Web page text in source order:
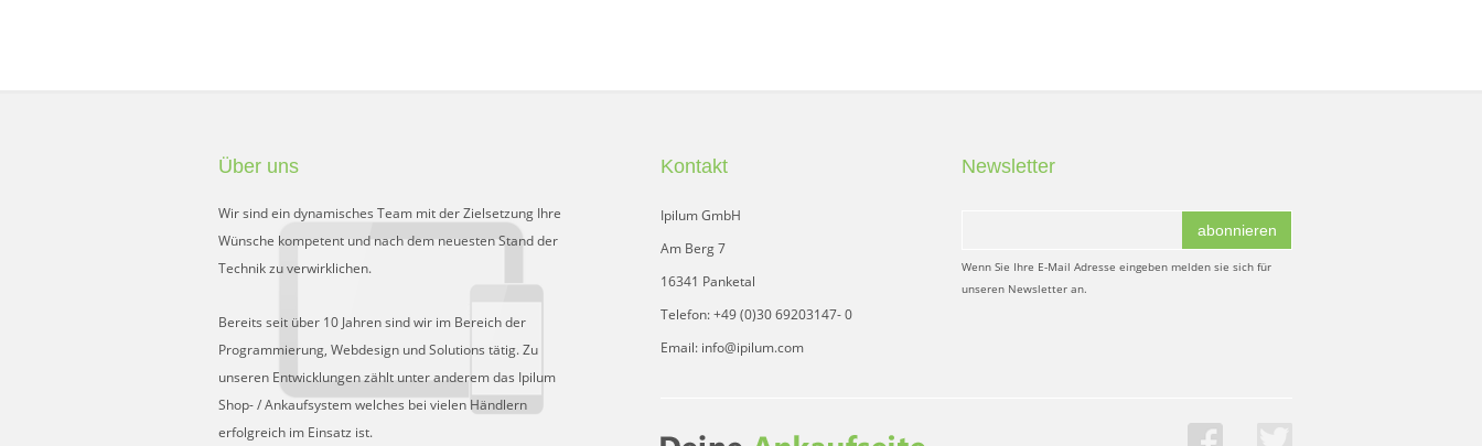
Über uns
Wir sind ein dynamisches Team mit der Zielsetzung Ihre
Wünsche kompetent und nach dem neuesten Stand der
Technik zu verwirklichen.
Bereits seit über 10 Jahren sind wir im Bereich der
Programmierung, Webdesign und Solutions tätig. Zu
unseren Entwicklungen zählt unter anderem das Ipilum
Shop- / Ankaufsystem welches bei vielen Händlern
erfolgreich im Einsatz ist.
Kontakt
Ipilum GmbH
Am Berg 7
16341 Panketal
Telefon: +49 (0)30 69203147- 0
Email: info@ipilum.com
Newsletter
abonnieren
Wenn Sie Ihre E-Mail Adresse eingeben melden sie sich für
unseren Newsletter an.